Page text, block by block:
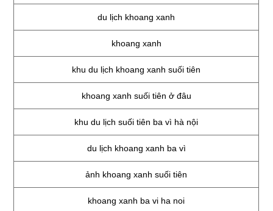
du lịch khoang xanh
khoang xanh
khu du lịch khoang xanh suối tiên
khoang xanh suối tiên ở đâu
khu du lịch suối tiên ba vì hà nội
du lịch khoang xanh ba vì
ảnh khoang xanh suối tiên
khoang xanh ba vi ha noi